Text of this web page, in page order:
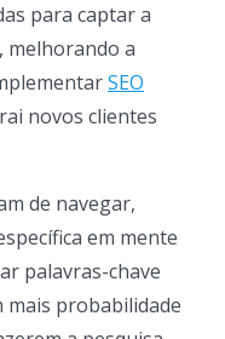
para captar a
melhorando a
SEO
novos clientes
de navegar,
em mente
palavras-chave
mais probabilidade